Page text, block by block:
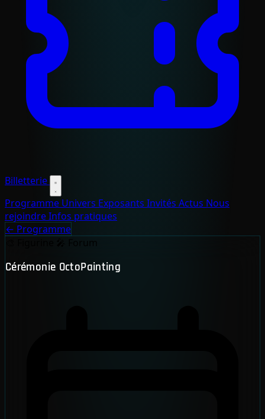
Billetterie
Programme Univers Exposants Invités Actus Nous
rejoindreInfos pratiques
← Programme
Cérémonie OctoPainting